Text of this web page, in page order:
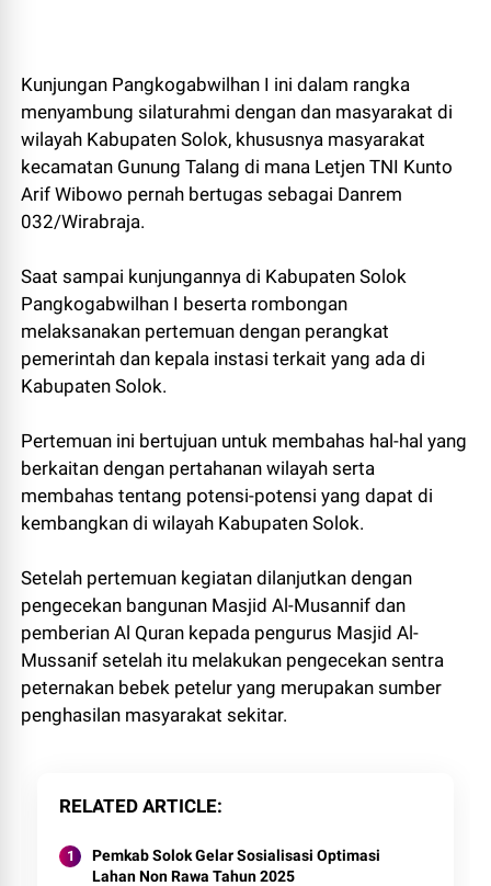
Kunjungan Pangkogabwilhan I ini dalam rangka
menyambung silaturahmi dengan dan masyarakat di
wilayah Kabupaten Solok, khususnya masyarakat
kecamatan Gunung Talang di mana Letjen TNI Kunto
Arif Wibowo pernah bertugas sebagai Danrem
032/Wirabraja.
Saat sampai kunjungannya di Kabupaten Solok
Pangkogabwilhan I beserta rombongan
melaksanakan pertemuan dengan perangkat
pemerintah dan kepala instasi terkait yang ada di
Kabupaten Solok.
Pertemuan ini bertujuan untuk membahas hal-hal yang
berkaitan dengan pertahanan wilayah serta
membahas tentang potensi-potensi yang dapat di
kembangkan di wilayah Kabupaten Solok.
Setelah pertemuan kegiatan dilanjutkan dengan
pengecekan bangunan Masjid Al-Musannif dan
pemberian Al Quran kepada pengurus Masjid Al-
Mussanif setelah itu melakukan pengecekan sentra
peternakan bebek petelur yang merupakan sumber
penghasilan masyarakat sekitar.
RELATED ARTICLE
Pemkab Solok Gelar Sosialisasi Optimasi
Lahan Non Rawa Tahun 2025